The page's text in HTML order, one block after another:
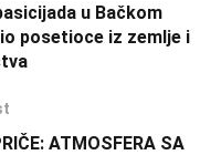
u Bačkom
posetioce iz zemlje i
ATMOSFERA SA